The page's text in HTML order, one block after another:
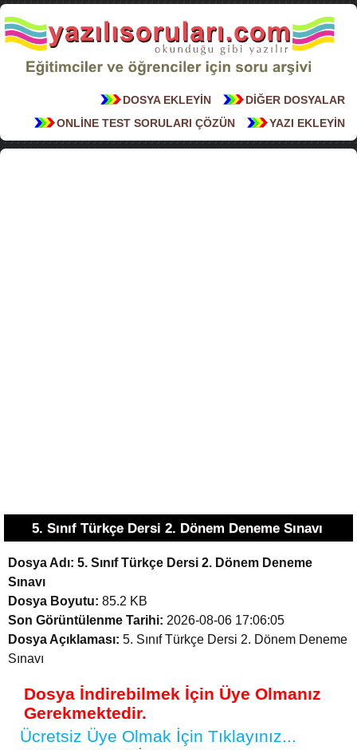
DİĞER DOSYALAR
DOSYA EKLEYİN
YAZI EKLEYİN
ONLİNE TEST SORULARI ÇÖZÜN
5. Sınıf Türkçe Dersi 2. Dönem Deneme Sınavı
Dosya Adı: 5. Sınıf Türkçe Dersi 2. Dönem Deneme
Sınavı
Dosya Boyutu: 85.2 KB
Son Görüntülenme Tarihi: 2026-08-06 17:06:05
Dosya Açıklaması: 5. Sınıf Türkçe Dersi 2. Dönem Deneme
Sınavı
Dosya İndirebilmek İçin Üye Olmanız
Gerekmektedir.
Ücretsiz Üye Olmak İçin Tıklayınız...